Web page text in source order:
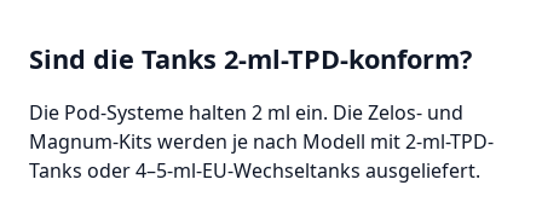
Sind die Tanks 2-ml-TPD-konform?
Die Pod-Systeme halten 2 ml ein. Die Zelos- und
Magnum-Kits werden je nach Modell mit 2-ml-TPD-
Tanks oder 4–5-ml-EU-Wechseltanks ausgeliefert.